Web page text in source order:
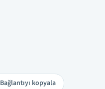
Bağlantıyı kopyala